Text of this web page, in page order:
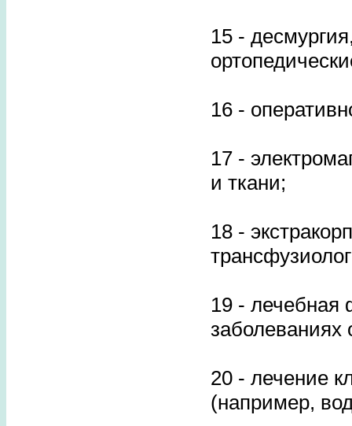
15 -
16 -
17 -
и ткани;
18 -
19 - лечебная
заболеваниях
20 - лечение
(например,